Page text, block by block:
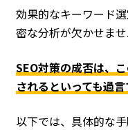
効果的なキーワード
密な分析が欠かせませ
SEO対策の成否は、
されるといっても過言
以下では、具体的な